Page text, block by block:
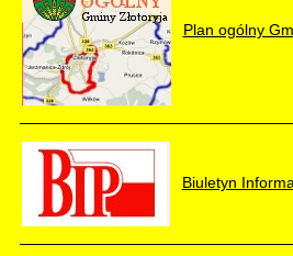
Plan ogólny
Biuletyn